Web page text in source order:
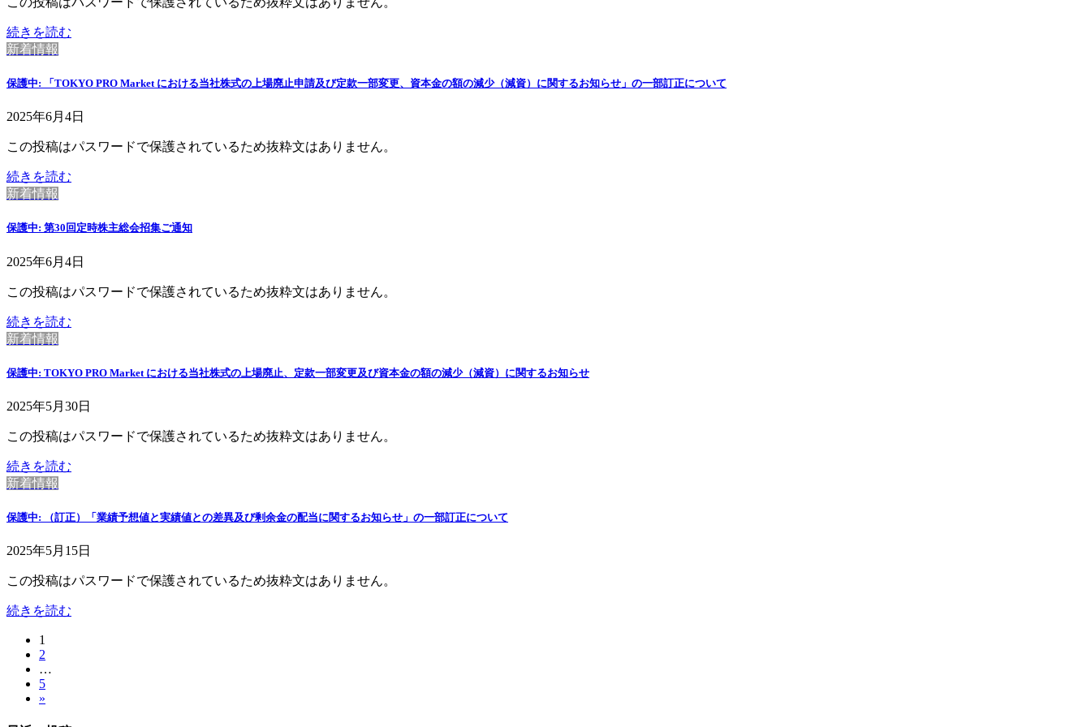
続きを読む
新着情報
保護中: 「TOKYO PRO Market における当社株式の上場廃止申請及び定款一部変更、資本金の額の減少（減資）に関するお知らせ」の一部訂正について
2025年6月4日
この投稿はパスワードで保護されているため抜粋文はありません。
続きを読む
新着情報
保護中: 第30回定時株主総会招集ご通知
2025年6月4日
この投稿はパスワードで保護されているため抜粋文はありません。
続きを読む
新着情報
保護中: TOKYO PRO Market における当社株式の上場廃止、定款一部変更及び資本金の額の減少（減資）に関するお知らせ
2025年5月30日
この投稿はパスワードで保護されているため抜粋文はありません。
続きを読む
新着情報
保護中: （訂正）「業績予想値と実績値との差異及び剰余金の配当に関するお知らせ」の一部訂正について
2025年5月15日
この投稿はパスワードで保護されているため抜粋文はありません。
続きを読む
固
定
ペ
ー
ジ
1
固
定
ペ
ー
ジ
2
…
固
定
5
»